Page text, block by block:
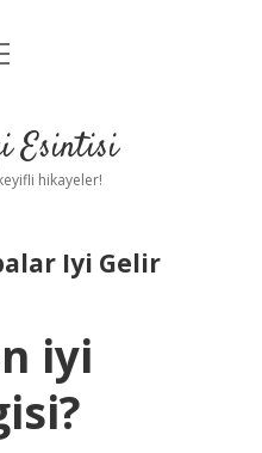
Esintisi
hikayeler!
Iyi Gelir
iyi